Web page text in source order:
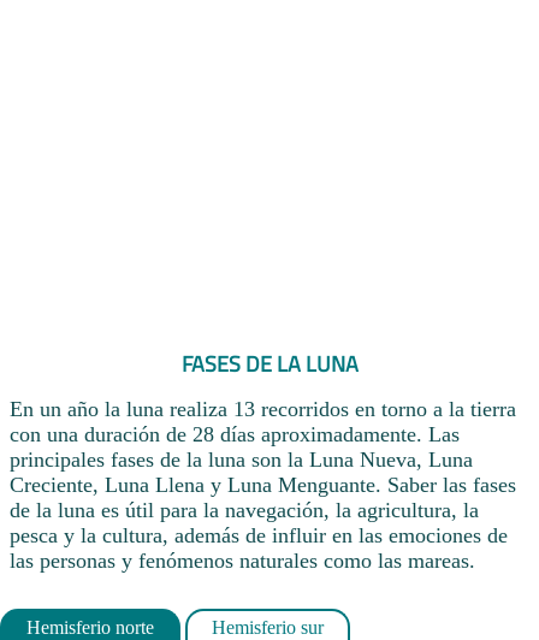
FASES DE LA LUNA
En un año la luna realiza 13 recorridos en torno a la tierra
con una duración de 28 días aproximadamente. Las
principales fases de la luna son la Luna Nueva, Luna
Creciente, Luna Llena y Luna Menguante. Saber las fases
de la luna es útil para la navegación, la agricultura, la
pesca y la cultura, además de influir en las emociones de
las personas y fenómenos naturales como las mareas.